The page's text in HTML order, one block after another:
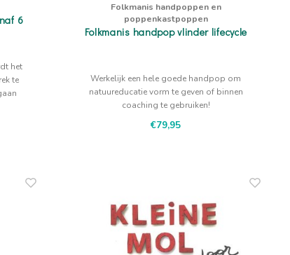
6
het
te
en
Folkmanis handpoppen en
poppenkastpoppen
Folkmanis handpop vlinder lifecycle
Werkelijk een hele goede handpop om
natuureducatie vorm te geven of binnen
coaching te gebruiken!
€79,95